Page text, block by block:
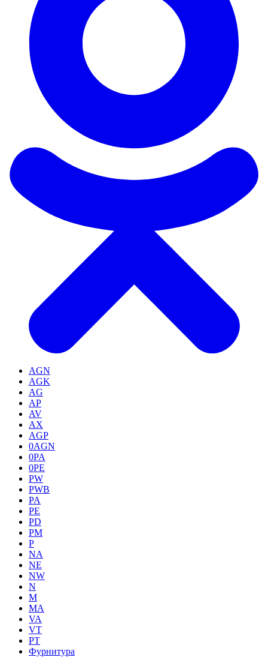
AGN
AGK
AG
AP
AV
AX
AGP
0AGN
0PA
0PE
PW
PWB
PA
PE
PD
PM
P
NA
NE
NW
N
M
MA
VA
VT
PT
Фурнитура